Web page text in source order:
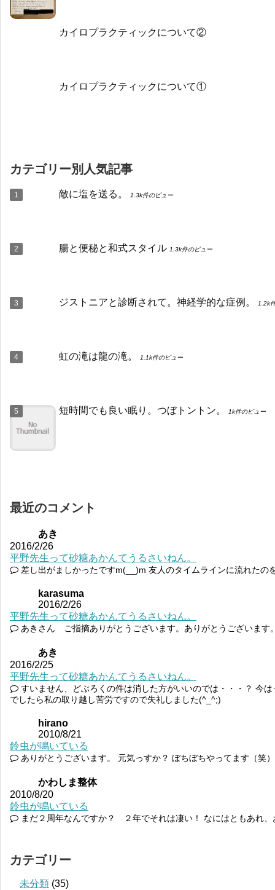
カイロプラクティックについて②
カイロプラクティックについて①
カテゴリー別人気記事
敵に塩を送る。 1.3k件のビュー
腸と便秘と和式スタイル 1.3k件のビュー
ジストニアと診断されて。神経学的な症例。 1.2k
虹の滝は龍の滝。 1.1k件のビュー
短時間でも良い眠り。つぼトントン。 1k件のビュー
最近のコメント
あき
2016/2/26
平野先生って砂糖あかんてうるさいねん。
差し出がましかったですm(__)m 友人のタイムラインに流れたの
karasuma
2016/2/26
平野先生って砂糖あかんてうるさいねん。
あきさん ご指摘ありがとうございます。ありがとうございます
あき
2016/2/25
平野先生って砂糖あかんてうるさいねん。
すいません、どぶろくの件は消した方がいいのでは・・・？ 今
でしたら私の取り越し苦労ですので失礼しました(^_^;)
hirano
2010/8/21
鈴虫が鳴いている
ありがとうございます。 元気っすか？ ぼちぼちやってます（笑）
かわしま整体
2010/8/20
鈴虫が鳴いている
まだ２周年なんですか？ ２年でそれは凄い！ なにはともあれ、
カテゴリー
未分類 (35)